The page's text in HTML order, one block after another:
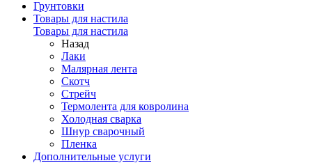
Грунтовки
Товары для настила
Товары для настила
Назад
Лаки
Малярная лента
Скотч
Стрейч
Термолента для ковролина
Холодная сварка
Шнур сварочный
Пленка
Дополнительные услуги